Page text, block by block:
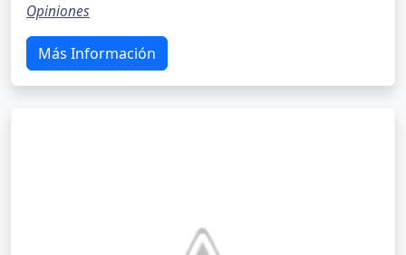
Opiniones
Más Información